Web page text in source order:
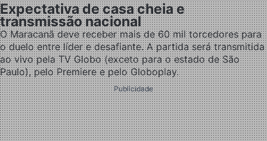
Expectativa de casa cheia e
transmissão nacional
O Maracanã deve receber mais de 60 mil torcedores para
o duelo entre líder e desafiante. A partida será transmitida
ao vivo pela TV Globo (exceto para o estado de São
Paulo), pelo Premiere e pelo Globoplay.
Publicidade